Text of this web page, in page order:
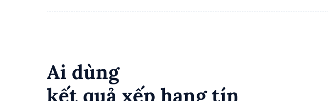
Ai dùng
kết quả xếp hạng tín